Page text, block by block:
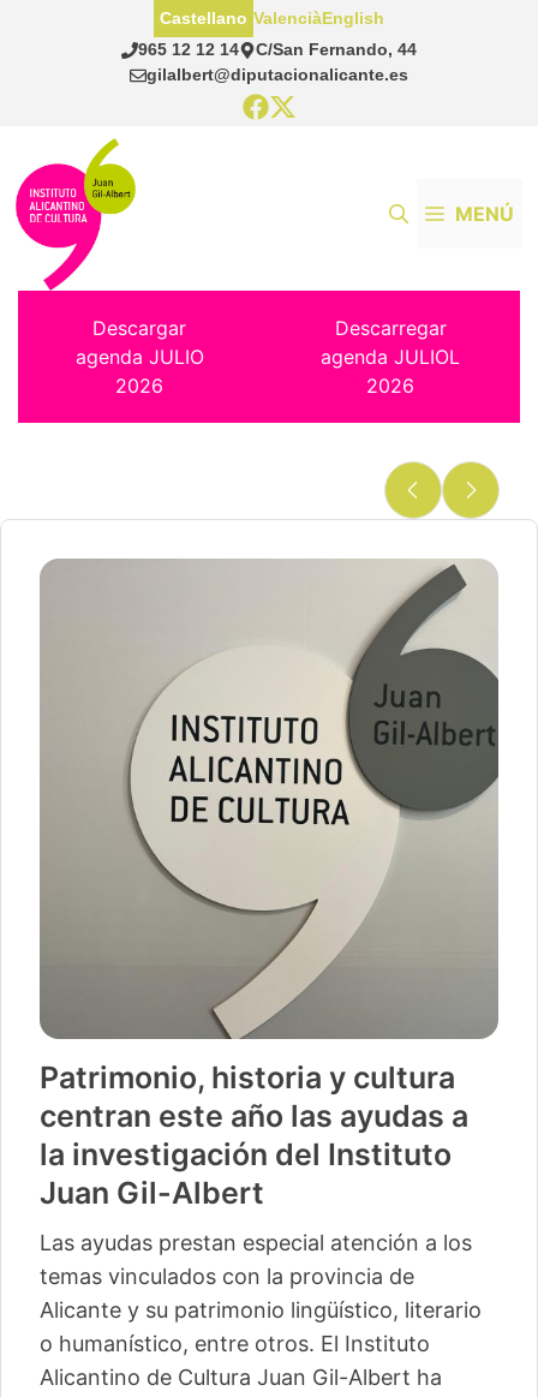
965 12 12 14
C/San Fernando, 44
gilalbert@diputacionalicante.es
Castellano ValenciàEnglish
MENÚ
Descargar
agenda JULIO
2026
Descarregar
agenda JULIOL
2026
Patrimonio, historia y cultura
centran este año las ayudas a
la investigación del Instituto
Juan Gil-Albert
Las ayudas prestan especial atención a los
temas vinculados con la provincia de
Alicante y su patrimonio lingüístico, literario
o humanístico, entre otros. El Instituto
Alicantino de Cultura Juan Gil-Albert ha